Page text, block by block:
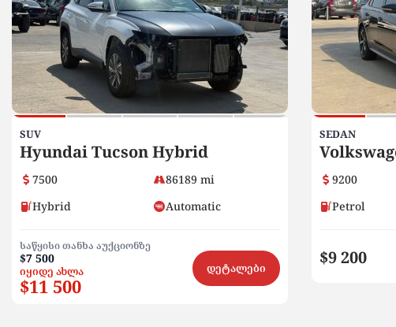
SUV
Hyundai Tucson Hybrid
7500
86189 mi
Hybrid
Automatic
საწყისი თანხა აუქციონზე
$7 500
იყიდე ახლა
$11 500
დეტალები
SEDAN
9200
Petrol
$9 200